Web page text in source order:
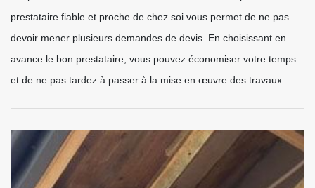
prestataire fiable et proche de chez soi vous permet de ne pas
devoir mener plusieurs demandes de devis. En choisissant en
avance le bon prestataire, vous pouvez économiser votre temps
et de ne pas tardez à passer à la mise en œuvre des travaux.